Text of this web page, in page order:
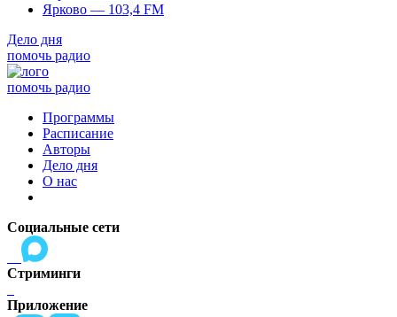
Ярково — 103,4 FM
Дело дня
помочь радио
помочь радио
Программы
Расписание
Авторы
Дело дня
О нас
Социальные сети
Стриминги
Приложение